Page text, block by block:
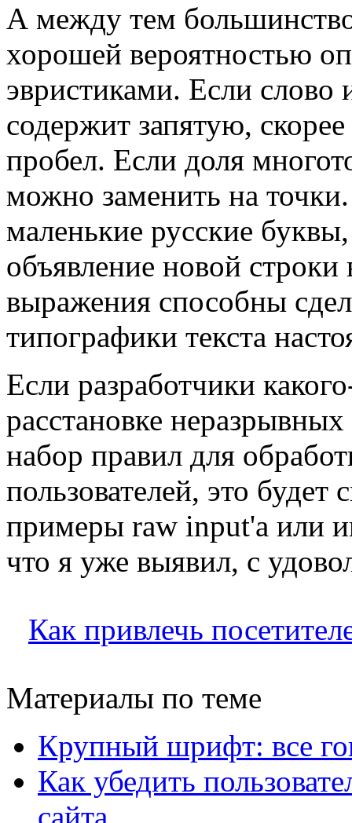
А между тем
хорошей вероятностью
эвристиками. Если слово
содержит запятую,
пробел. Если доля
можно заменить на
маленькие русские
объявление новой строки
выражения способны
типографики текста
Если разработчики
расстановке
набор правил для
пользователей, это
примеры raw input'а или
что я уже выявил, с
Как привлечь
Материалы по теме
Крупный шрифт: все
Как убедить
сайта